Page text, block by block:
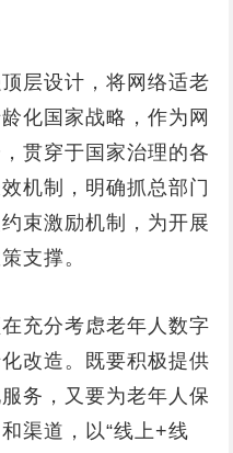
层设计，将网络适老
化国家战略，作为网
贯穿于国家治理的各
机制，明确抓总部门
束激励机制，为开展
支撑。
充分考虑老年人数字
改造。既要积极提供
务，又要为老年人保
渠道，以“线上+线